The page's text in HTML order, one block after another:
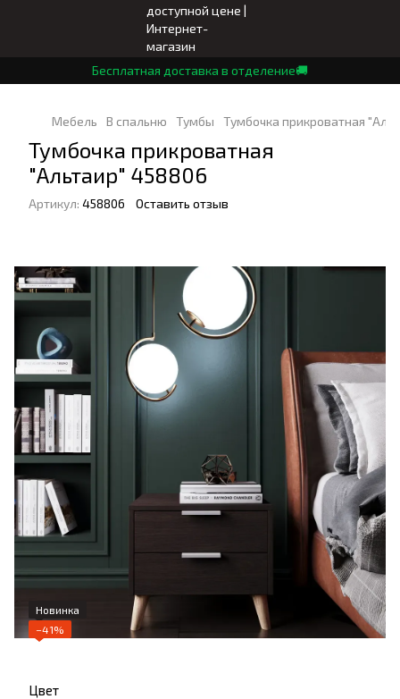
Бесплатная доставка в отделение🚚
Мебель В спальню Тумбы Тумбочка прикроватная
Тумбочка прикроватная
"Альтаир" 458806
Артикул: 458806 Оставить отзыв
Новинка
−41%
Цвет